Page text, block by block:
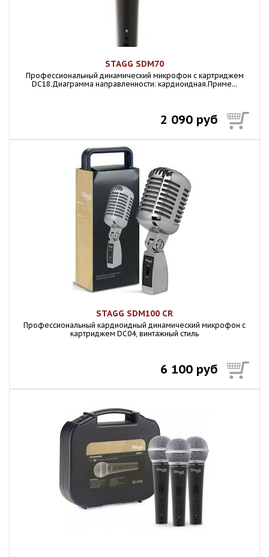
STAGG SDM70
Профессиональный динамический микрофон с картриджем
DC18.Диаграмма направленности: кардиоидная.Приме...
2 090 руб
STAGG SDM100 CR
Профессиональный кардиоидный динамический микрофон с
картриджем DC04, винтажный стиль
6 100 руб